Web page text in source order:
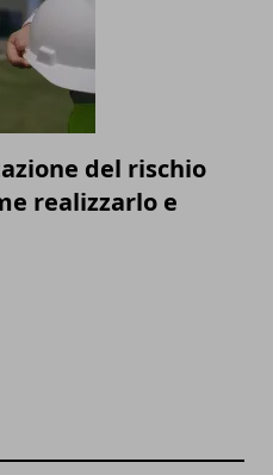
del rischio
realizzarlo e